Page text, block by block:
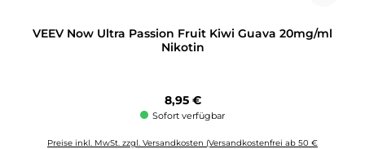
VEEV Now Ultra Passion Fruit Kiwi Guava 20mg/ml
Nikotin
Regulärer Preis:
8,95 €
Sofort verfügbar
Preise inkl. MwSt. zzgl. Versandkosten (Versandkostenfrei ab 50 €